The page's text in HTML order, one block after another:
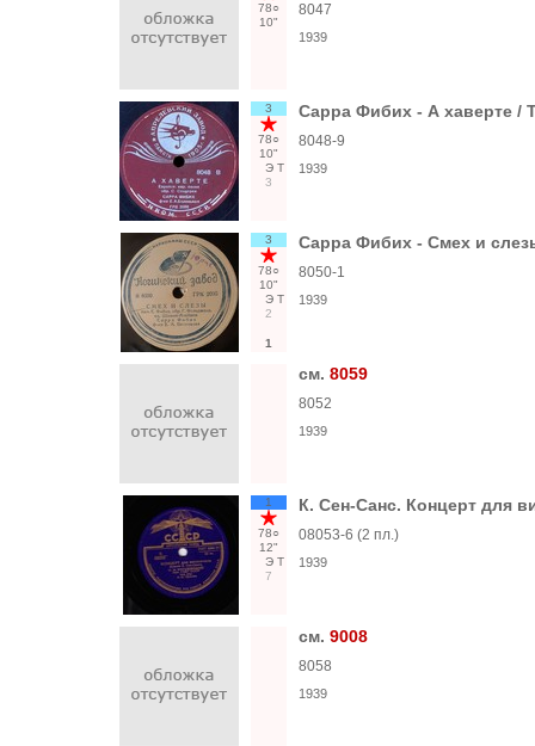
78○
10"
8047
1939
3
78○
10"
Э Т
3
Сарра Фибих - А хаверте /
8048-9
1939
3
78○
10"
Э Т
2
1
Сарра Фибих - Смех и
8050-1
1939
см. 8059
8052
1939
1
78○
12"
Э Т
7
К. Сен-Санс. Концерт для
08053-6 (2 пл.)
1939
см. 9008
8058
1939